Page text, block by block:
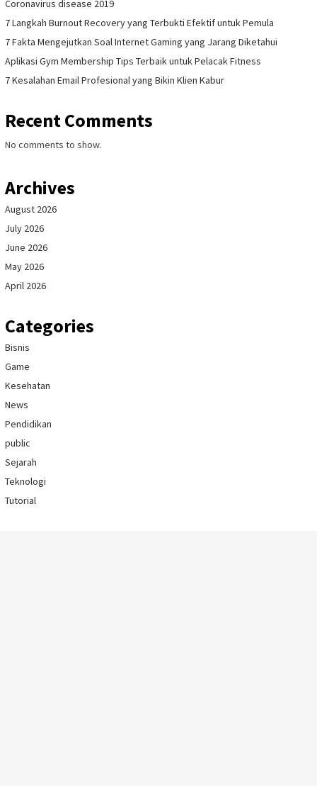
Coronavirus disease 2019
7 Langkah Burnout Recovery yang Terbukti Efektif untuk Pemula
7 Fakta Mengejutkan Soal Internet Gaming yang Jarang Diketahui
Aplikasi Gym Membership Tips Terbaik untuk Pelacak Fitness
7 Kesalahan Email Profesional yang Bikin Klien Kabur
Recent Comments
No comments to show.
Archives
August 2026
July 2026
June 2026
May 2026
April 2026
Categories
Bisnis
Game
Kesehatan
News
Pendidikan
public
Sejarah
Teknologi
Tutorial